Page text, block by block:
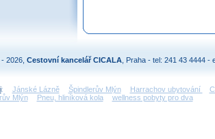
2026, Cestovní kancelář CICALA , Praha - tel: 241 43 4444 -
: Jánské Lázně Špindlerův Mlýn Harrachov ubytování
Mlýn
Pneu, hliníková kola wellness pobyty pro dva